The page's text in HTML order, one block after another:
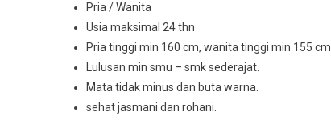
Pria / Wanita
Usia maksimal 24 thn
Pria tinggi min 160 cm, wanita tinggi min 155 cm.
Lulusan min smu – smk sederajat.
Mata tidak minus dan buta warna.
sehat jasmani dan rohani.